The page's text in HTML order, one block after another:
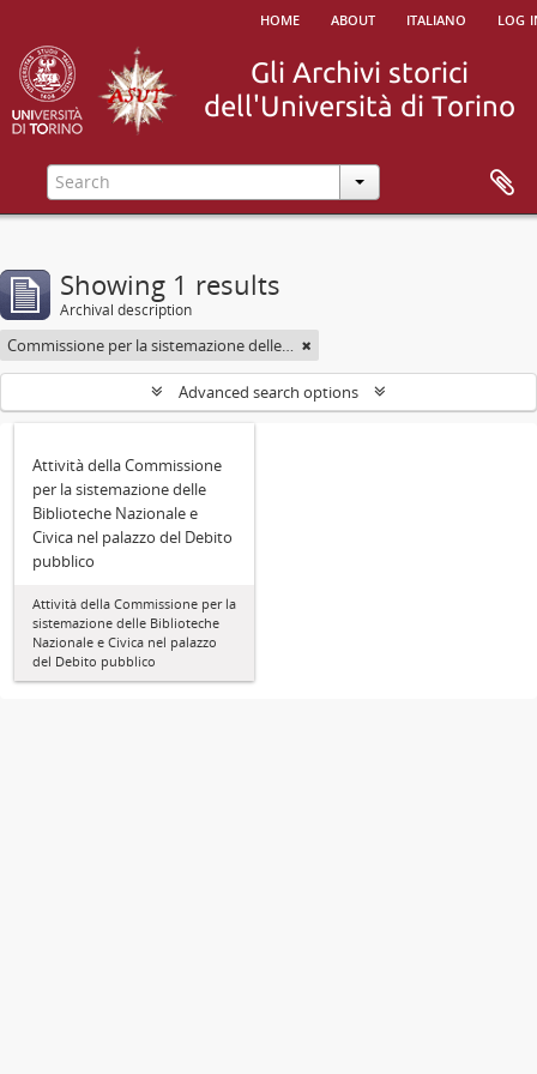
home about italiano log
Showing 1 results
Archival description
Commissione per la sistemazione delle Biblioteche Nazionale e Civica di Torino nel palazzo del Debito pubblico
Advanced search options
Attività della Commissione
per la sistemazione delle
Biblioteche Nazionale e
Civica nel palazzo del Debito
pubblico
Attività della Commissione per la
sistemazione delle Biblioteche
Nazionale e Civica nel palazzo
del Debito pubblico